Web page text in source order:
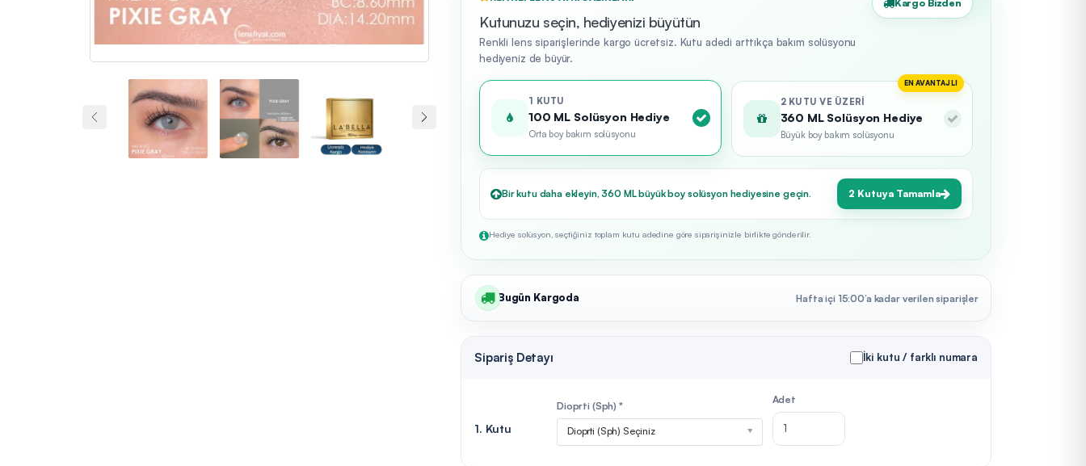
Kutunuzu seçin, hediyenizi büyütün
Renkli lens siparişlerinde kargo ücretsiz. Kutu adedi arttıkça bakım solüsyonu
hediyeniz de büyür.
Kargo Bizden
1 KUTU
100 ML Solüsyon Hediye
Orta boy bakım solüsyonu
EN AVANTAJLI
2 KUTU VE ÜZERI
360 ML Solüsyon Hediye
Büyük boy bakım solüsyonu
Bir kutu daha ekleyin, 360 ML büyük boy solüsyon hediyesine geçin. 2 Kutuya Tamamla
Hediye solüsyon, seçtiğiniz toplam kutu adedine göre siparişinizle birlikte gönderilir.
Bugün Kargoda Hafta içi 15:00’a kadar verilen siparişler
Sipariş Detayı İki kutu / farklı numara
1. Kutu
Dioprti (Sph) *
Dioprti (Sph) Seçiniz
Adet